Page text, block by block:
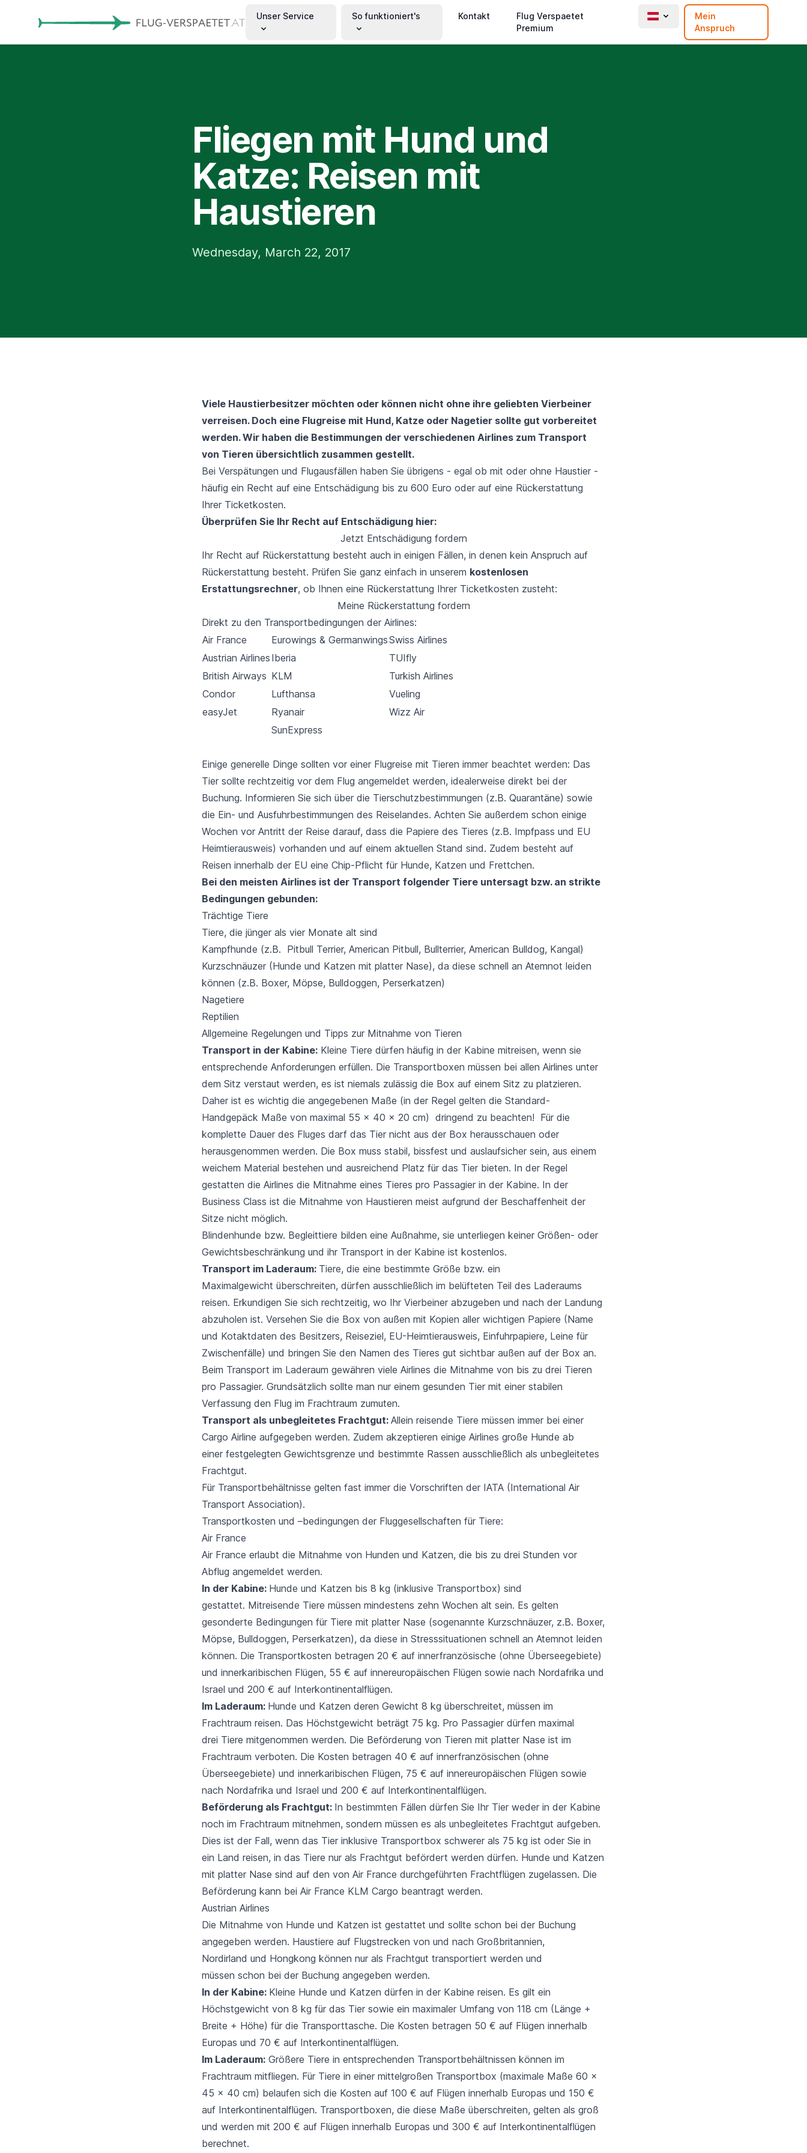
Unser Service So funktioniert's Kontakt
Flug Verspaetet
Premium
Mein
Anspruch
Fliegen mit Hund und
Katze: Reisen mit
Haustieren
Wednesday, March 22, 2017
Viele Haustierbesitzer möchten oder können nicht ohne ihre geliebten Vierbeiner
verreisen. Doch eine Flugreise mit Hund, Katze oder Nagetier sollte gut vorbereitet
werden. Wir haben die Bestimmungen der verschiedenen Airlines zum Transport
von Tieren übersichtlich zusammen gestellt.
Bei Verspätungen und Flugausfällen haben Sie übrigens - egal ob mit oder ohne Haustier -
häufig ein Recht auf eine Entschädigung bis zu 600 Euro oder auf eine Rückerstattung
Ihrer Ticketkosten.
Überprüfen Sie Ihr Recht auf Entschädigung hier:
Jetzt Entschädigung fordern
Ihr Recht auf Rückerstattung besteht auch in einigen Fällen, in denen kein Anspruch auf
Rückerstattung besteht. Prüfen Sie ganz einfach in unserem kostenlosen
Erstattungsrechner, ob Ihnen eine Rückerstattung Ihrer Ticketkosten zusteht:
Meine Rückerstattung fordern
Direkt zu den Transportbedingungen der Airlines:
Air France
Eurowings & GermanwingsSwiss Airlines
Austrian Airlines Iberia
TUIfly
British Airways KLM
Turkish Airlines
Condor
Lufthansa
Vueling
easyJet
Ryanair
Wizz Air
SunExpress
Einige generelle Dinge sollten vor einer Flugreise mit Tieren immer beachtet werden: Das
Tier sollte rechtzeitig vor dem Flug angemeldet werden, idealerweise direkt bei der
Buchung. Informieren Sie sich über die Tierschutzbestimmungen (z.B. Quarantäne) sowie
die Ein- und Ausfuhrbestimmungen des Reiselandes. Achten Sie außerdem schon einige
Wochen vor Antritt der Reise darauf, dass die Papiere des Tieres (z.B. Impfpass und EU
Heimtierausweis) vorhanden und auf einem aktuellen Stand sind. Zudem besteht auf
Reisen innerhalb der EU eine Chip-Pflicht für Hunde, Katzen und Frettchen.
Bei den meisten Airlines ist der Transport folgender Tiere untersagt bzw. an strikte
Bedingungen gebunden:
Trächtige Tiere
Tiere, die jünger als vier Monate alt sind
Kampfhunde (z.B. Pitbull Terrier, American Pitbull, Bullterrier, American Bulldog, Kangal)
Kurzschnäuzer (Hunde und Katzen mit platter Nase), da diese schnell an Atemnot leiden
können (z.B. Boxer, Möpse, Bulldoggen, Perserkatzen)
Nagetiere
Reptilien
Allgemeine Regelungen und Tipps zur Mitnahme von Tieren
Transport in der Kabine: Kleine Tiere dürfen häufig in der Kabine mitreisen, wenn sie
entsprechende Anforderungen erfüllen. Die Transportboxen müssen bei allen Airlines unter
dem Sitz verstaut werden, es ist niemals zulässig die Box auf einem Sitz zu platzieren.
Daher ist es wichtig die angegebenen Maße (in der Regel gelten die Standard-
Handgepäck Maße von maximal 55 x 40 x 20 cm) dringend zu beachten! Für die
komplette Dauer des Fluges darf das Tier nicht aus der Box herausschauen oder
herausgenommen werden. Die Box muss stabil, bissfest und auslaufsicher sein, aus einem
weichem Material bestehen und ausreichend Platz für das Tier bieten. In der Regel
gestatten die Airlines die Mitnahme eines Tieres pro Passagier in der Kabine. In der
Business Class ist die Mitnahme von Haustieren meist aufgrund der Beschaffenheit der
Sitze nicht möglich.
Blindenhunde bzw. Begleittiere bilden eine Außnahme, sie unterliegen keiner Größen- oder
Gewichtsbeschränkung und ihr Transport in der Kabine ist kostenlos.
Transport im Laderaum: Tiere, die eine bestimmte Größe bzw. ein
Maximalgewicht überschreiten, dürfen ausschließlich im belüfteten Teil des Laderaums
reisen. Erkundigen Sie sich rechtzeitig, wo Ihr Vierbeiner abzugeben und nach der Landung
abzuholen ist. Versehen Sie die Box von außen mit Kopien aller wichtigen Papiere (Name
und Kotaktdaten des Besitzers, Reiseziel, EU-Heimtierausweis, Einfuhrpapiere, Leine für
Zwischenfälle) und bringen Sie den Namen des Tieres gut sichtbar außen auf der Box an.
Beim Transport im Laderaum gewähren viele Airlines die Mitnahme von bis zu drei Tieren
pro Passagier. Grundsätzlich sollte man nur einem gesunden Tier mit einer stabilen
Verfassung den Flug im Frachtraum zumuten.
Transport als unbegleitetes Frachtgut: Allein reisende Tiere müssen immer bei einer
Cargo Airline aufgegeben werden. Zudem akzeptieren einige Airlines große Hunde ab
einer festgelegten Gewichtsgrenze und bestimmte Rassen ausschließlich als unbegleitetes
Frachtgut.
Für Transportbehältnisse gelten fast immer die Vorschriften der IATA (International Air
Transport Association).
Transportkosten und –bedingungen der Fluggesellschaften für Tiere:
Air France
Air France erlaubt die Mitnahme von Hunden und Katzen, die bis zu drei Stunden vor
Abflug angemeldet werden.
In der Kabine: Hunde und Katzen bis 8 kg (inklusive Transportbox) sind
gestattet. Mitreisende Tiere müssen mindestens zehn Wochen alt sein. Es gelten
gesonderte Bedingungen für Tiere mit platter Nase (sogenannte Kurzschnäuzer, z.B. Boxer,
Möpse, Bulldoggen, Perserkatzen), da diese in Stresssituationen schnell an Atemnot leiden
können. Die Transportkosten betragen 20 € auf innerfranzösische (ohne Überseegebiete)
und innerkaribischen Flügen, 55 € auf innereuropäischen Flügen sowie nach Nordafrika und
Israel und 200 € auf Interkontinentalflügen.
Im Laderaum: Hunde und Katzen deren Gewicht 8 kg überschreitet, müssen im
Frachtraum reisen. Das Höchstgewicht beträgt 75 kg. Pro Passagier dürfen maximal
drei Tiere mitgenommen werden. Die Beförderung von Tieren mit platter Nase ist im
Frachtraum verboten. Die Kosten betragen 40 € auf innerfranzösischen (ohne
Überseegebiete) und innerkaribischen Flügen, 75 € auf innereuropäischen Flügen sowie
nach Nordafrika und Israel und 200 € auf Interkontinentalflügen.
Beförderung als Frachtgut: In bestimmten Fällen dürfen Sie Ihr Tier weder in der Kabine
noch im Frachtraum mitnehmen, sondern müssen es als unbegleitetes Frachtgut aufgeben.
Dies ist der Fall, wenn das Tier inklusive Transportbox schwerer als 75 kg ist oder Sie in
ein Land reisen, in das Tiere nur als Frachtgut befördert werden dürfen. Hunde und Katzen
mit platter Nase sind auf den von Air France durchgeführten Frachtflügen zugelassen. Die
Beförderung kann bei Air France KLM Cargo beantragt werden.
Austrian Airlines
Die Mitnahme von Hunde und Katzen ist gestattet und sollte schon bei der Buchung
angegeben werden. Haustiere auf Flugstrecken von und nach Großbritannien,
Nordirland und Hongkong können nur als Frachtgut transportiert werden und
müssen schon bei der Buchung angegeben werden.
In der Kabine: Kleine Hunde und Katzen dürfen in der Kabine reisen. Es gilt ein
Höchstgewicht von 8 kg für das Tier sowie ein maximaler Umfang von 118 cm (Länge +
Breite + Höhe) für die Transporttasche. Die Kosten betragen 50 € auf Flügen innerhalb
Europas und 70 € auf Interkontinentalflügen.
Im Laderaum: Größere Tiere in entsprechenden Transportbehältnissen können im
Frachtraum mitfliegen. Für Tiere in einer mittelgroßen Transportbox (maximale Maße 60 x
45 x 40 cm) belaufen sich die Kosten auf 100 € auf Flügen innerhalb Europas und 150 €
auf Interkontinentalflügen. Transportboxen, die diese Maße überschreiten, gelten als groß
und werden mit 200 € auf Flügen innerhalb Europas und 300 € auf Interkontinentalflügen
berechnet.